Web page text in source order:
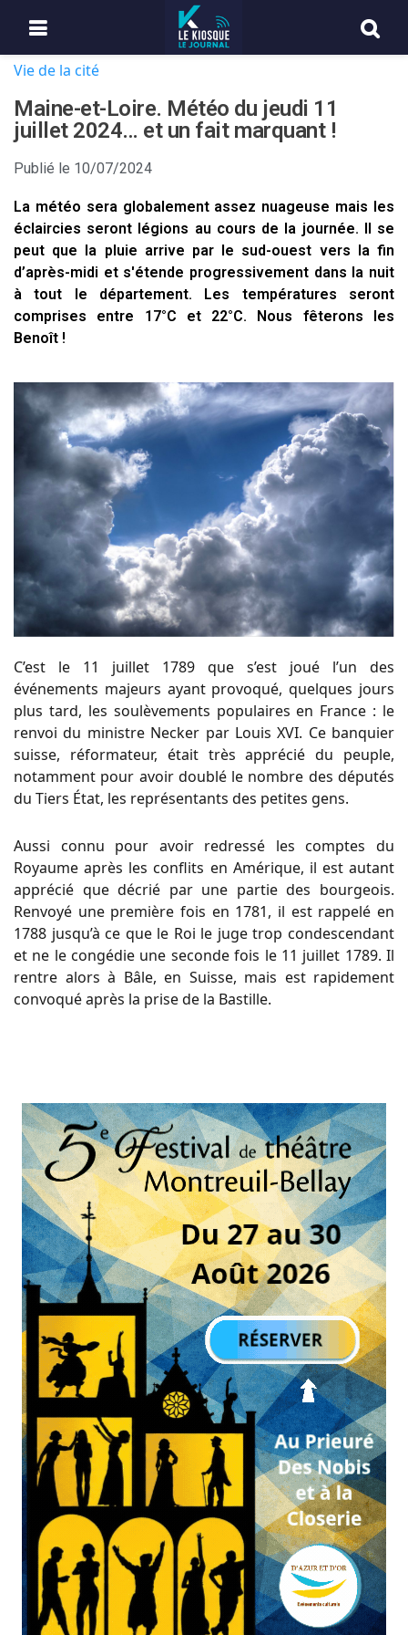
Vie de la cité
Maine-et-Loire. Météo du jeudi 11
juillet 2024… et un fait marquant !
Publié le 10/07/2024
La météo sera globalement assez nuageuse mais les
éclaircies seront légions au cours de la journée. Il se
peut que la pluie arrive par le sud-ouest vers la fin
d’après-midi et s'étende progressivement dans la nuit
à tout le département. Les températures seront
comprises entre 17°C et 22°C. Nous fêterons les
Benoît !
C’est le 11 juillet 1789 que s’est joué l’un des
événements majeurs ayant provoqué, quelques jours
plus tard, les soulèvements populaires en France : le
renvoi du ministre Necker par Louis XVI. Ce banquier
suisse, réformateur, était très apprécié du peuple,
notamment pour avoir doublé le nombre des députés
du Tiers État, les représentants des petites gens.
Aussi connu pour avoir redressé les comptes du
Royaume après les conflits en Amérique, il est autant
apprécié que décrié par une partie des bourgeois.
Renvoyé une première fois en 1781, il est rappelé en
1788 jusqu’à ce que le Roi le juge trop condescendant
et ne le congédie une seconde fois le 11 juillet 1789. Il
rentre alors à Bâle, en Suisse, mais est rapidement
convoqué après la prise de la Bastille.